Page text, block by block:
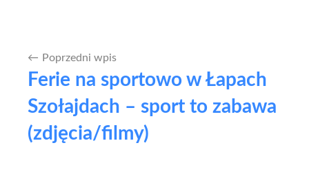
Nawigacja
wpisu
Poprzedni wpis
Ferie na sportowo w Łapach
Szołajdach – sport to zabawa
(zdjęcia/filmy)